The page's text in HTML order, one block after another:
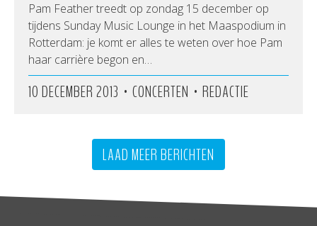
Pam Feather treedt op zondag 15 december op
tijdens Sunday Music Lounge in het Maaspodium in
Rotterdam: je komt er alles te weten over hoe Pam
haar carrière begon en…
10 DECEMBER 2013 • CONCERTEN • REDACTIE
LAAD MEER BERICHTEN